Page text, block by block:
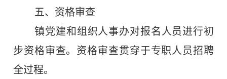
五、资格审查
镇党建和组织人事办对报名人员进行初
步资格审查。资格审查贯穿于专职人员招聘
全过程。